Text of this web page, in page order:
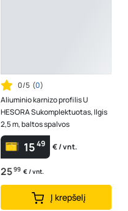
0/5 (0)
Aliuminio karnizo profilis U
HESORA Sukomplektuotas, Ilgis
2,5 m, baltos spalvos
1549 € / vnt.
2599 € / vnt.
Į krepšelį